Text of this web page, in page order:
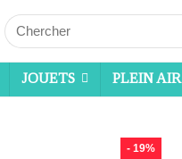
Search
for:
JOUETS PLEIN AIR
- 19%